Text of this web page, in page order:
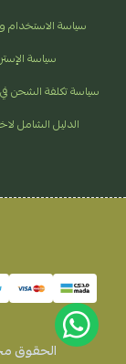
سياسة الاستخدام
سياسة
سياسة تكلفة الشحن
الدليل الشامل
الحقوق